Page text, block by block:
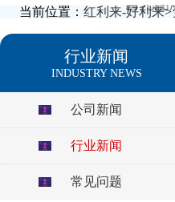
当前位置： 红利来-好利来>
行业新闻
INDUSTRY NEWS
公司新闻
行业新闻
常见问题